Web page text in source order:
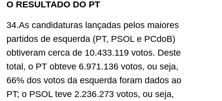
O RESULTADO DO PT
34.As candidaturas lançadas pelos maiores
partidos de esquerda (PT, PSOL e PCdoB)
obtiveram cerca de 10.433.119 votos. Deste
total, o PT obteve 6.971.136 votos, ou seja,
66% dos votos da esquerda foram dados ao
PT; o PSOL teve 2.236.273 votos, ou seja,